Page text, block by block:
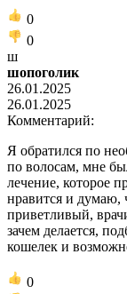
0
0
ш
шопоголик
26.01.2025
26.01.2025
Комментарий:
Я обратился по
по волосам, мне
лечение, которое
нравится и думаю,
приветливый,
зачем делается,
кошелек и
0